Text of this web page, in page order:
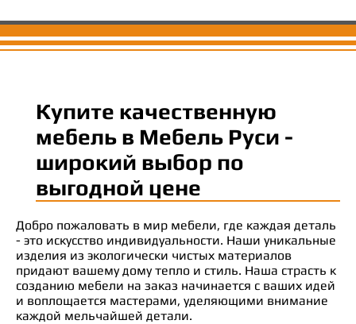
Купите качественную
мебель в Мебель Руси -
широкий выбор по
выгодной цене
Добро пожаловать в мир мебели, где каждая деталь
- это искусство индивидуальности. Наши уникальные
изделия из экологически чистых материалов
придают вашему дому тепло и стиль. Наша страсть к
созданию мебели на заказ начинается с ваших идей
и воплощается мастерами, уделяющими внимание
каждой мельчайшей детали.